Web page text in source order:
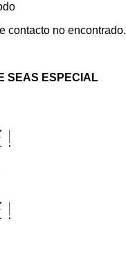
contacto no encontrado.
SEAS ESPECIAL